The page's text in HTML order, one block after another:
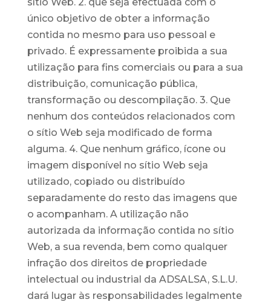
único objetivo de obter a informação
contida no mesmo para uso pessoal e
privado. É expressamente proibida a sua
utilização para fins comerciais ou para a sua
distribuição, comunicação pública,
transformação ou descompilação. 3. Que
nenhum dos conteúdos relacionados com
o sítio Web seja modificado de forma
alguma. 4. Que nenhum gráfico, ícone ou
imagem disponível no sítio Web seja
utilizado, copiado ou distribuído
separadamente do resto das imagens que
o acompanham. A utilização não
autorizada da informação contida no sítio
Web, a sua revenda, bem como qualquer
infração dos direitos de propriedade
intelectual ou industrial da ADSALSA, S.L.U.
dará lugar às responsabilidades legalmente